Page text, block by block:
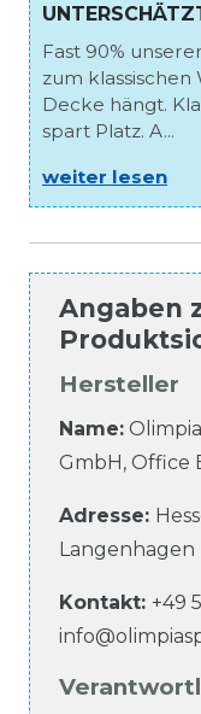
Fast 90%
zum
Decke hängt.
spart Platz. A...
weiter lesen
Angaben
Hersteller
Name:
GmbH, Office
Adresse:
Langenhagen
Kontakt: +49